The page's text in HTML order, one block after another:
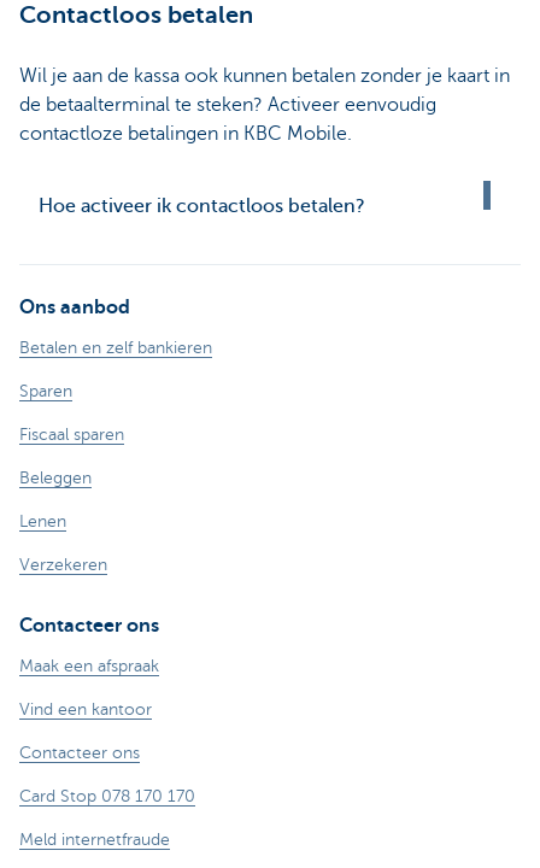
Contactloos betalen
Wil je aan de kassa ook kunnen betalen zonder je kaart in
de betaalterminal te steken? Activeer eenvoudig
contactloze betalingen in KBC Mobile.
Hoe activeer ik contactloos betalen?
Ons aanbod
Betalen en zelf bankieren
Sparen
Fiscaal sparen
Beleggen
Lenen
Verzekeren
Contacteer ons
Maak een afspraak
Vind een kantoor
Contacteer ons
Card Stop 078 170 170
Meld internetfraude